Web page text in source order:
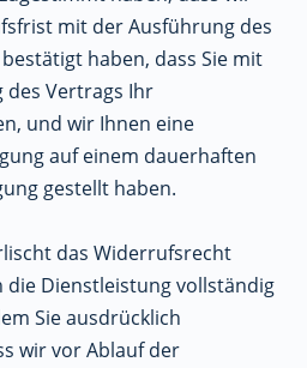
mit der Ausführung des
haben, dass Sie mit
des Vertrags Ihr
und wir Ihnen eine
auf einem dauerhaften
gestellt haben.
das Widerrufsrecht
die Dienstleistung vollständig
Sie ausdrücklich
wir vor Ablauf der